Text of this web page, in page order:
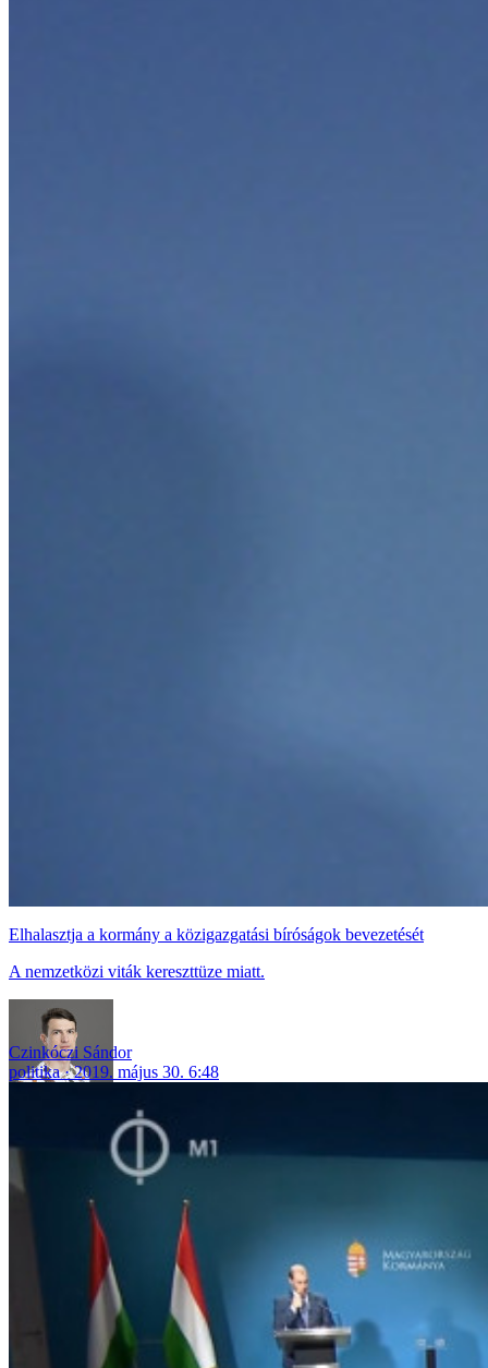
Elhalasztja a kormány a közigazgatási bíróságok bevezetését
A nemzetközi viták kereszttüze miatt.
Czinkóczi Sándor
politika
2019. május 30. 6:48